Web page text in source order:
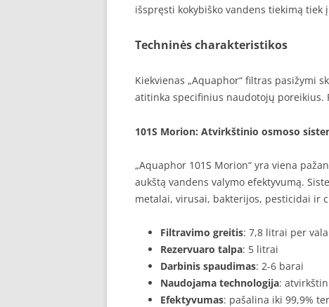
išspręsti kokybiško vandens tiekimą
Techninės charakteristikos
Kiekvienas „Aquaphor“ filtras pasižymi
atitinka specifinius naudotojų poreikius.
101S Morion: Atvirkštinio osmoso
„Aquaphor 101S Morion“ yra viena
aukštą vandens valymo efektyvumą.
metalai, virusai, bakterijos, pesticidai ir
Filtravimo greitis: 7,8 litrai per
Rezervuaro talpa: 5 litrai
Darbinis spaudimas: 2-6 barai
Naudojama technologija:
Efektyvumas: pašalina iki 99,9%